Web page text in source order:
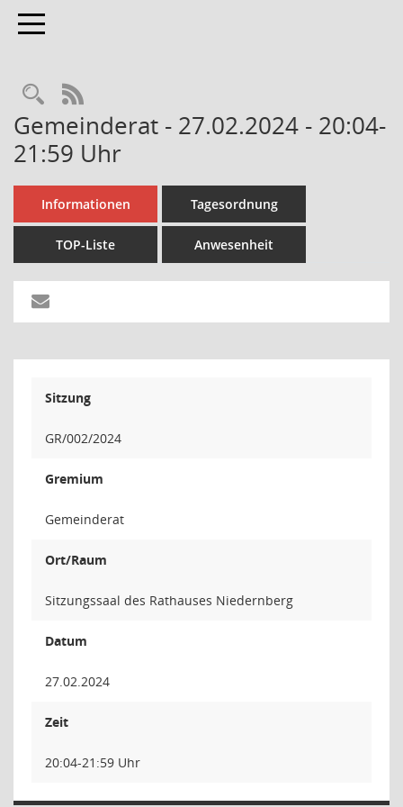
Toggle navigation
Rechercheauswahl
RSS-Feed
Gemeinderat - 27.02.2024 - 20:04-
21:59 Uhr
Informationen Tagesordnung
TOP-Liste Anwesenheit
Sitzung
GR/002/2024
Gremium
Gemeinderat
Ort/Raum
Sitzungssaal des Rathauses Niedernberg
Datum
27.02.2024
Zeit
20:04-21:59 Uhr